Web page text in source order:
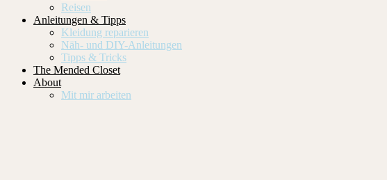
Reisen
Anleitungen & Tipps
Kleidung reparieren
Näh- und DIY-Anleitungen
Tipps & Tricks
The Mended Closet
About
Mit mir arbeiten